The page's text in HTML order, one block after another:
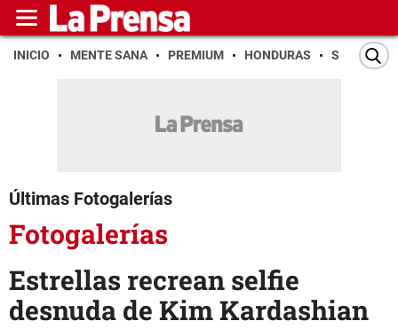
INICIO MENTE SANA PREMIUM HONDURAS SAN PEDRO
Últimas Fotogalerías
Fotogalerías
Estrellas recrean selfie
desnuda de Kim Kardashian